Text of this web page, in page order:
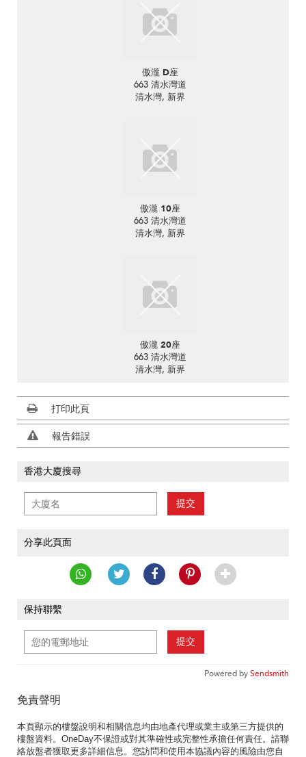
傲瀧 D座
663 清水灣道
清水灣, 新界
傲瀧 10座
663 清水灣道
清水灣, 新界
傲瀧 20座
663 清水灣道
清水灣, 新界
打印此頁
報告錯誤
香港大廈搜尋
提交
分享此頁面
保持聯繫
提交
Powered bySendsmith
免責聲明
本頁顯示的樓盤說明和相關信息均由地產代理或業主或第三方提供的
樓盤資料。OneDay不保證或對其準確性或完整性承擔任何責任。請聯
絡放盤者獲取更多詳細信息。您訪問和使用本協議內容的風險由您自